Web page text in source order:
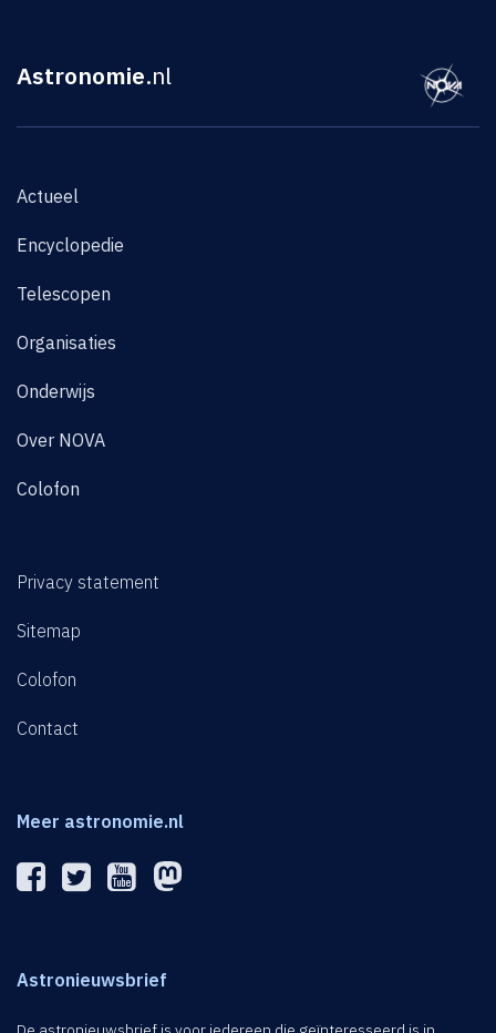
Astronomie.nl
Actueel
Encyclopedie
Telescopen
Organisaties
Onderwijs
Over NOVA
Colofon
Privacy statement
Sitemap
Colofon
Contact
Meer astronomie.nl
Astronieuwsbrief